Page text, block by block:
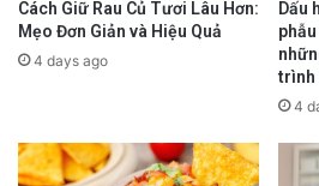
Cách Giữ Rau Củ Tươi Lâu Hơn:
Mẹo Đơn Giản và Hiệu Quả
4 days ago
Dấu
trình
4